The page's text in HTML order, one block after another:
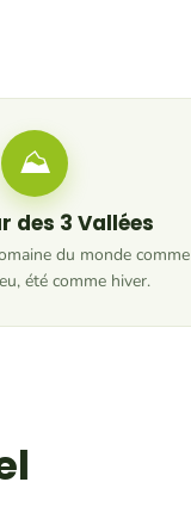
⛰
des 3 Vallées
du monde comme
été comme hiver.